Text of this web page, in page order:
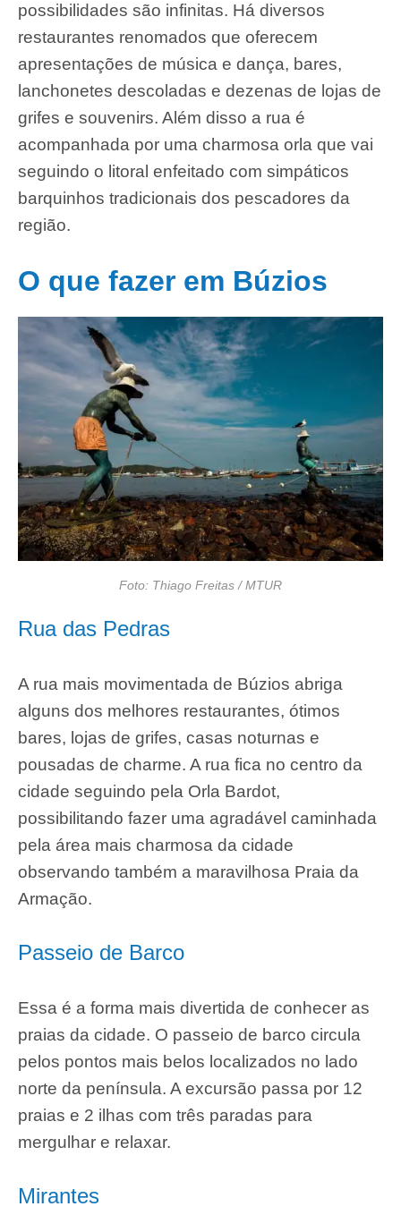
possibilidades são infinitas. Há diversos
restaurantes renomados que oferecem
apresentações de música e dança, bares,
lanchonetes descoladas e dezenas de lojas de
grifes e souvenirs. Além disso a rua é
acompanhada por uma charmosa orla que vai
seguindo o litoral enfeitado com simpáticos
barquinhos tradicionais dos pescadores da
região.
O que fazer em Búzios
Foto: Thiago Freitas / MTUR
Rua das Pedras
A rua mais movimentada de Búzios abriga
alguns dos melhores restaurantes, ótimos
bares, lojas de grifes, casas noturnas e
pousadas de charme. A rua fica no centro da
cidade seguindo pela Orla Bardot,
possibilitando fazer uma agradável caminhada
pela área mais charmosa da cidade
observando também a maravilhosa Praia da
Armação.
Passeio de Barco
Essa é a forma mais divertida de conhecer as
praias da cidade. O passeio de barco circula
pelos pontos mais belos localizados no lado
norte da península. A excursão passa por 12
praias e 2 ilhas com três paradas para
mergulhar e relaxar.
Mirantes